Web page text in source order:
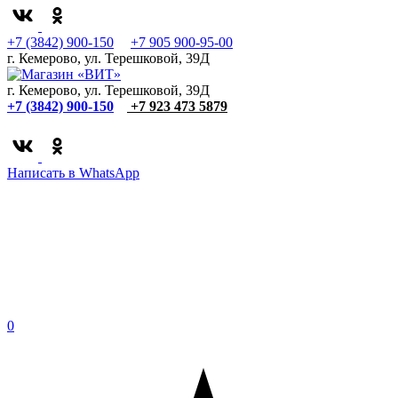
+7 (3842) 900-150
+7 905 900-95-00
г. Кемерово, ул. Терешковой, 39Д
г. Кемерово, ул. Терешковой, 39Д
+7 (3842) 900-150
+7 923 473 5879
Написать в WhatsApp
0